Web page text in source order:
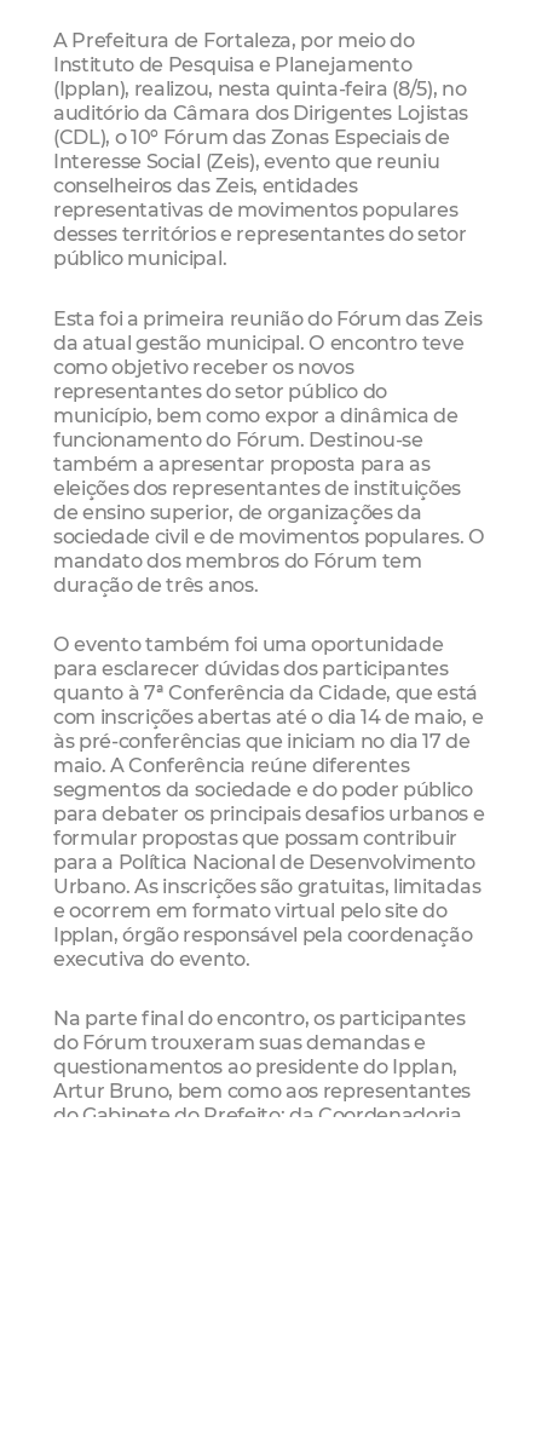
A Prefeitura de Fortaleza, por meio do
Instituto de Pesquisa e Planejamento
(Ipplan), realizou, nesta quinta-feira (8/5), no
auditório da Câmara dos Dirigentes Lojistas
(CDL), o 10º Fórum das Zonas Especiais de
Interesse Social (Zeis), evento que reuniu
conselheiros das Zeis, entidades
representativas de movimentos populares
desses territórios e representantes do setor
público municipal.
Esta foi a primeira reunião do Fórum das Zeis
da atual gestão municipal. O encontro teve
como objetivo receber os novos
representantes do setor público do
município, bem como expor a dinâmica de
funcionamento do Fórum. Destinou-se
também a apresentar proposta para as
eleições dos representantes de instituições
de ensino superior, de organizações da
sociedade civil e de movimentos populares. O
mandato dos membros do Fórum tem
duração de três anos.
O evento também foi uma oportunidade
para esclarecer dúvidas dos participantes
quanto à 7ª Conferência da Cidade, que está
com inscrições abertas até o dia 14 de maio, e
às pré-conferências que iniciam no dia 17 de
maio. A Conferência reúne diferentes
segmentos da sociedade e do poder público
para debater os principais desafios urbanos e
formular propostas que possam contribuir
para a Política Nacional de Desenvolvimento
Urbano. As inscrições são gratuitas, limitadas
e ocorrem em formato virtual pelo site do
Ipplan, órgão responsável pela coordenação
executiva do evento.
Na parte final do encontro, os participantes
do Fórum trouxeram suas demandas e
questionamentos ao presidente do Ipplan,
Artur Bruno, bem como aos representantes
do Gabinete do Prefeito; da Coordenadoria